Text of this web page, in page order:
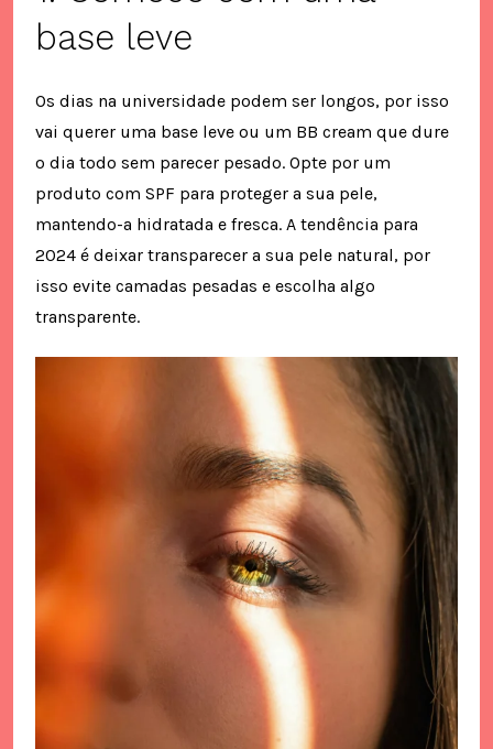
base leve
Os dias na universidade podem ser longos, por isso
vai querer uma base leve ou um BB cream que dure
o dia todo sem parecer pesado. Opte por um
produto com SPF para proteger a sua pele,
mantendo-a hidratada e fresca. A tendência para
2024 é deixar transparecer a sua pele natural, por
isso evite camadas pesadas e escolha algo
transparente.